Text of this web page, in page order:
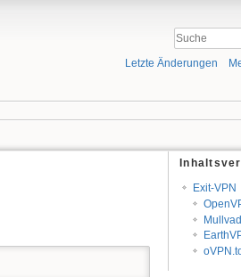
Letzte Änderungen
Exit-VPN
Mullvad